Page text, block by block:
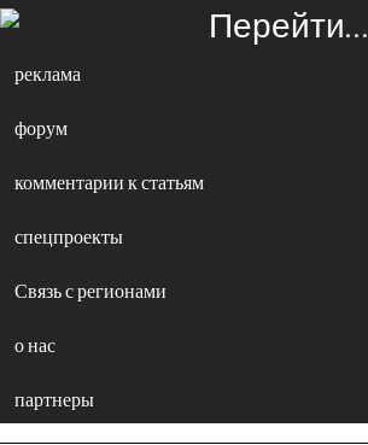
Перейти…
реклама
форум
комментарии к статьям
спецпроекты
Связь с регионами
о нас
партнеры